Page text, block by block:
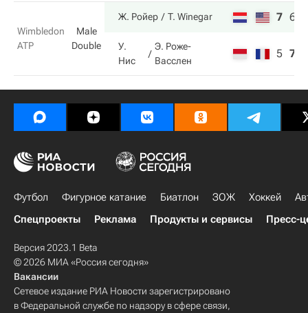
Wimbledon
ATP
Male
Double
Ж. Ройер T. Winegar 7 6
У.
Нис
Э. Роже-
Васслен
5 7
Футбол Фигурное катание Биатлон ЗОЖ Хоккей
Спецпроекты
Реклама Продукты и сервисы Пресс-
Версия 2023.1 Beta
© 2026 МИА «Россия сегодня»
Вакансии
Сетевое издание РИА Новости зарегистрировано
в Федеральной службе по надзору в сфере связи,